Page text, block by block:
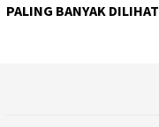
PALING BANYAK DILIHAT